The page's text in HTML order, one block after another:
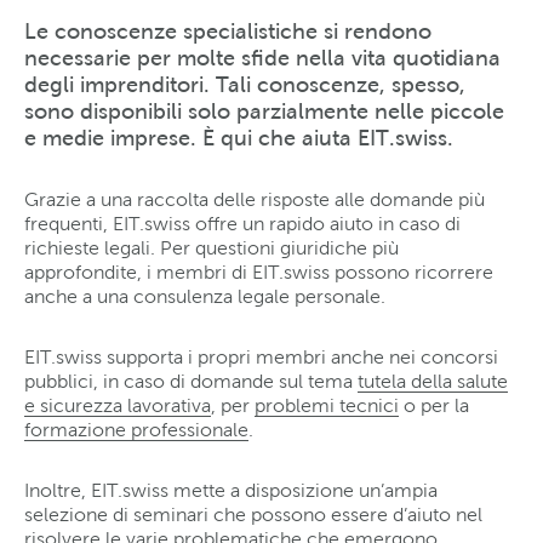
Le conoscenze specialistiche si rendono
necessarie per molte sfide nella vita quotidiana
degli imprenditori. Tali conoscenze, spesso,
sono disponibili solo parzialmente nelle piccole
e medie imprese. È qui che aiuta EIT.swiss.
Grazie a una raccolta delle risposte alle domande più
frequenti, EIT.swiss offre un rapido aiuto in caso di
richieste legali. Per questioni giuridiche più
approfondite, i membri di EIT.swiss possono ricorrere
anche a una consulenza legale personale.
EIT.swiss supporta i propri membri anche nei concorsi
pubblici, in caso di domande sul tema tutela della salute
e sicurezza lavorativa , per problemi tecnici o per la
formazione professionale
Inoltre, EIT.swiss mette a disposizione un’ampia
selezione di seminari che possono essere d’aiuto nel
risolvere le varie problematiche che emergono